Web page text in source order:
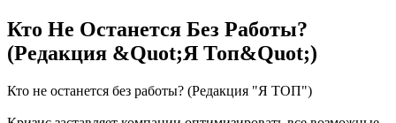
Кто Не Останется Без Работы?
(Редакция &Quot;Я Топ&Quot;)
Кто не останется без работы? (Редакция "Я ТОП")